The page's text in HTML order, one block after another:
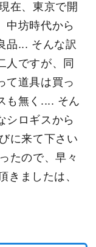
在、東京で開
中坊時代から
品... そんな訳
人ですが、同
て道具は買っ
も無く.... そん
シロギスから
に来て下さい
たので、早々
きましたは、